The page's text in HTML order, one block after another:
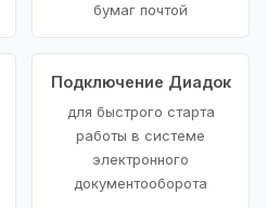
бумаг почтой
Подключение Диадок
для быстрого старта
работы в системе
электронного
документооборота